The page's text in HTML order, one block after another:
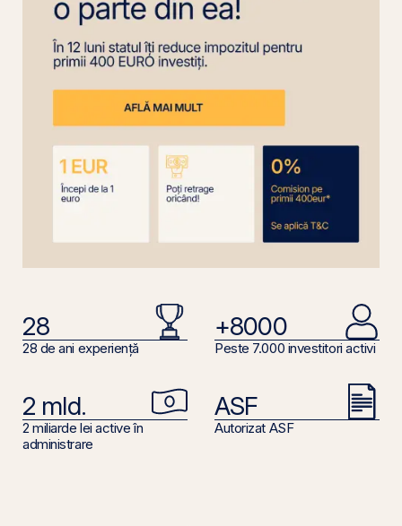
28
28 de ani experiență
+8000
Peste 7.000 investitori activi
2 mld.
2 miliarde lei active în
administrare
ASF
Autorizat ASF